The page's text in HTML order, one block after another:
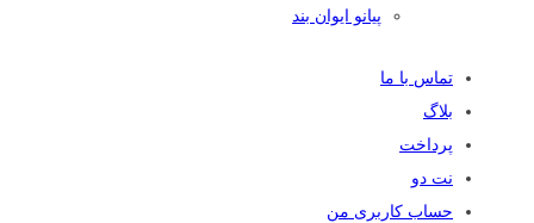
پیانو ایوان بند
تماس با ما
بلاگ
پرداخت
نت دو
حساب کاربری من